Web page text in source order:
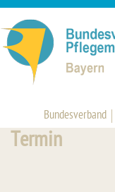
Bundesverband
Termin